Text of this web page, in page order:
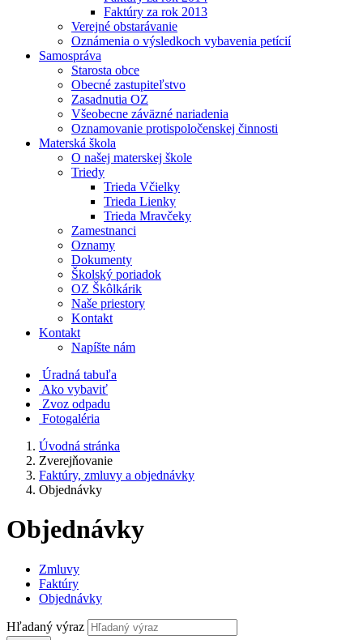
Faktúry za rok 2013
Verejné obstarávanie
Oznámenia o výsledkoch vybavenia petícií
Samospráva
Starosta obce
Obecné zastupiteľstvo
Zasadnutia OZ
Všeobecne záväzné nariadenia
Oznamovanie protispoločenskej činnosti
Materská škola
O našej materskej škole
Triedy
Trieda Včielky
Trieda Lienky
Trieda Mravčeky
Zamestnanci
Oznamy
Dokumenty
Školský poriadok
OZ Škôlkárik
Naše priestory
Kontakt
Kontakt
Napíšte nám
Úradná tabuľa
Ako vybaviť
Zvoz odpadu
Fotogaléria
Úvodná stránka
Zverejňovanie
Faktúry, zmluvy a objednávky
Objednávky
Objednávky
Zmluvy
Faktúry
Objednávky
Hľadaný výraz